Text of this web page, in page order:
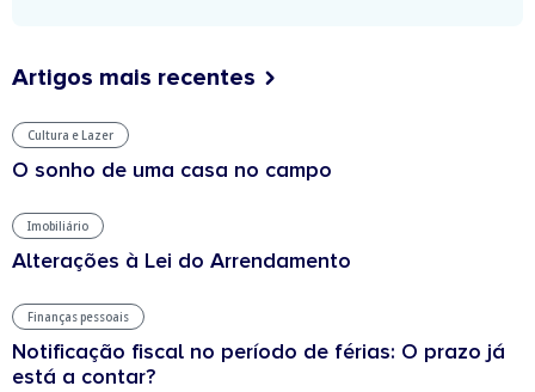
Artigos mais recentes
Cultura e Lazer
O sonho de uma casa no campo
Imobiliário
Alterações à Lei do Arrendamento
Finanças pessoais
Notificação fiscal no período de férias: O prazo já
está a contar?